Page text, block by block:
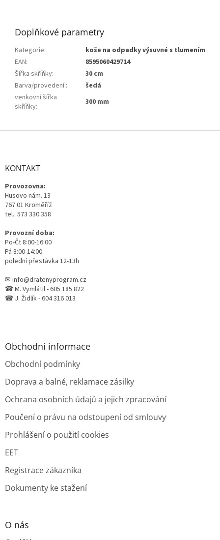
Doplňkové parametry
Kategorie:
koše na odpadky výsuvné s tlumením
EAN:
8595060429714
Šířka skříňky:
30 cm
Barva/provedení::
šedá
venkovní šířka
skříňky: 300 mm
Z
KONTAKT
Provozovna:
Husovo nám. 13
767 01 Kroměříž
tel.: 573 330 358
Provozní doba:
Po-Čt 8:00-16:00
Pá 8:00-14:00
polední přestávka 12-13h
✉ info@dratenyprogram.cz
☎ M. Vymlátil - 605 185 822
☎ J. Židlík - 604 316 013
Obchodní informace
Obchodní podmínky
Doprava a balné, reklamace zásilky
Ochrana osobních údajů a jejich zpracování
Poučení o právu na odstoupení od smlouvy
Prohlášení o použití cookies
EET
Registrace zákazníka
Dokumenty ke stažení
O nás